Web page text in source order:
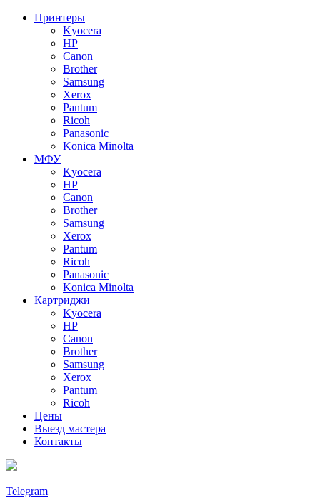
Принтеры
Kyocera
HP
Canon
Brother
Samsung
Xerox
Pantum
Ricoh
Panasonic
Konica Minolta
МФУ
Kyocera
HP
Canon
Brother
Samsung
Xerox
Pantum
Ricoh
Panasonic
Konica Minolta
Картриджи
Kyocera
HP
Canon
Brother
Samsung
Xerox
Pantum
Ricoh
Цены
Выезд мастера
Контакты
Telegram